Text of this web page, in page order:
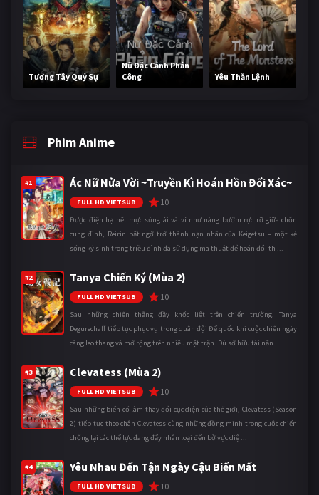
Tương Tây Quỷ Sự
Nữ Đặc Cảnh Phản
Công
Yêu Thần Lệnh
Phim Anime
#1 Ác Nữ Nửa Vời ~Truyền Kì Hoán Hồn Đổi Xác~
FULL HD VIETSUB 10
Được điện hạ hết mực sủng ái và ví như nàng bướm rực rỡ giữa chốn
cung đình, Reirin bất ngờ trở thành nạn nhân của Keigetsu – một kẻ
sống ký sinh trong triều đình đã sử dụng ma thuật để hoán đổi th ...
#2 Tanya Chiến Ký (Mùa 2)
FULL HD VIETSUB 10
Sau những chiến thắng đầy khốc liệt trên chiến trường, Tanya
Degurechaff tiếp tục phục vụ trong quân đội Đế quốc khi cuộc chiến ngày
càng leo thang và mở rộng trên nhiều mặt trận. Dù sở hữu tài năn ...
#3 Clevatess (Mùa 2)
FULL HD VIETSUB 10
Sau những biến cố làm thay đổi cục diện của thế giới, Clevatess (Season
2) tiếp tục theo chân Clevatess cùng những đồng minh trong cuộc chiến
chống lại các thế lực đang đẩy nhân loại đến bờ vực diệ ...
#4 Yêu Nhau Đến Tận Ngày Cậu Biến Mất
FULL HD VIETSUB 10